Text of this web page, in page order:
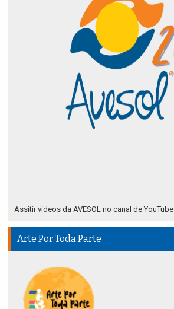
Assitir vídeos da AVESOL no canal de YouTube
Arte Por Toda Parte